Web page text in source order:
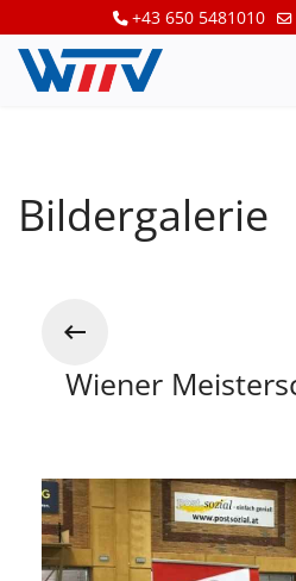
+43 650 5481010
Bildergalerie
Wiener